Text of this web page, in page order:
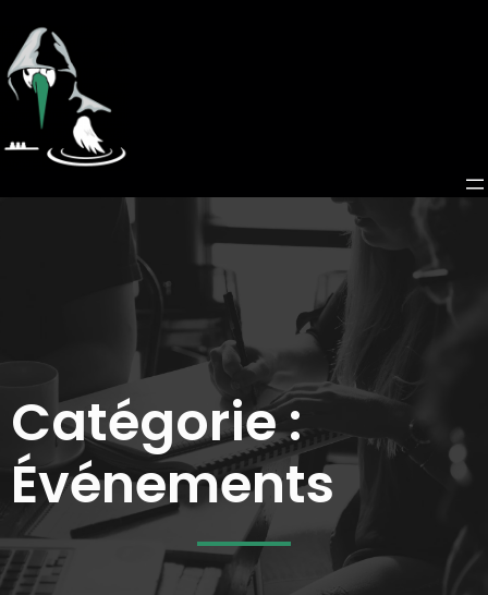
Catégorie :
Événements